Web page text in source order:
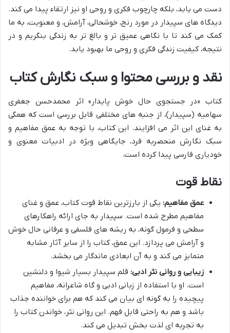
دست می یابد، بلکه چارچوب فکری و روحی او نیز ارتقاء پیدا می کند.
دیدگاه های سپیدار در مورد رنج، خوشحالی، آرامش، و معنویت، به ما
کمک می کند تا با نگاهی عمیق تر و بالغ تر به زندگی بنگریم و در
نتیجه، کیفیت زندگی فکری و روحی ما بهبود یابد.
نقد و بررسی محتوا و سبک نگارش کتاب
کتاب «در جستجوی حال خوش پایدار» اثر محمدحسن جعفری
سهامیه (سپیدار)، از جنبه های مختلفی قابل بررسی است که همگی
به غنای این اثر می افزایند. این کتاب، با توجه به عمق مفاهیم و
سبک نگارش منحصربه فرد، جایگاهی ویژه در ادبیات معنوی و
خودیاری فارسی پیدا کرده است.
نقاط قوت
عمق مفاهیم: یکی از بارزترین نقاط قوت کتاب، عمق و غنای
مفاهیم مطرح شده است. سپیدار به جای ارائه راهکارهای
سطحی و فرمول گونه، به ریشه های فلسفی و عرفانی حال خوش
و آرامش می پردازد. این عمق، کتاب را از سایر آثار مشابه
متمایز می کند و به آن ابعادی ماندگار می بخشد.
زیبایی و روانی نثر ادبی: قلم سپیدار بسیار شیوا و دلنشین
است. او با استفاده از زبانی ادبی و گاه شاعرانه، مفاهیم
پیچیده را به گونه ای بیان می کند که هم برای خواننده جذاب
باشد و هم به راحتی قابل فهم. این روانی نثر، خواندن کتاب را
به تجربه ای لذت بخش تبدیل می کند.